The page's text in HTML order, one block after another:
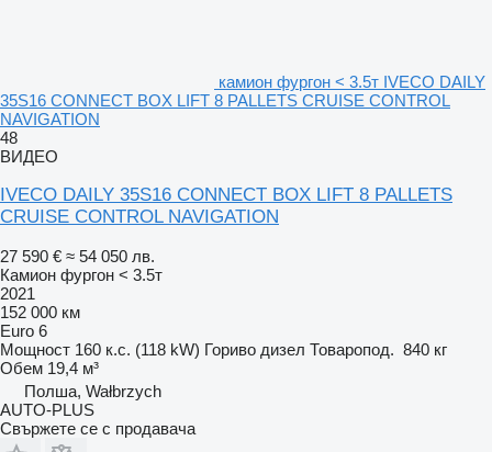
камион фургон < 3.5т IVECO DAILY
35S16 CONNECT BOX LIFT 8 PALLETS CRUISE CONTROL
NAVIGATION
48
ВИДЕО
IVECO DAILY 35S16 CONNECT BOX LIFT 8 PALLETS
CRUISE CONTROL NAVIGATION
27 590 € ≈ 54 050 лв.
Камион фургон < 3.5т
2021
152 000 км
Euro 6
Мощност 160 к.с. (118 kW) Гориво дизел Товаропод. 840 кг
Обем 19,4 м³
Полша, Wałbrzych
AUTO-PLUS
Свържете се с продавача